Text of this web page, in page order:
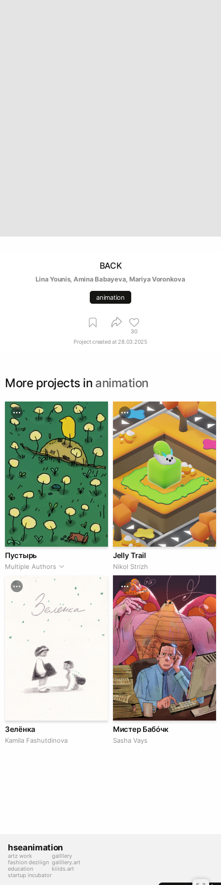
BACK
Lina Younis, Amina Babayeva, Mariya Voronkova
animation
30
Project created at 28.03.2025
More projects in animation
Пустырь
Multiple Authors
Jelly Trail
Nikol Strizh
Зелёнка
Kamila Fashutdinova
Мистер Бабóчк
Sasha Vays
hseanimation
artz work
fashion deziiign
education
startup incubator
gallllery
gallllery.art
kiiids.art